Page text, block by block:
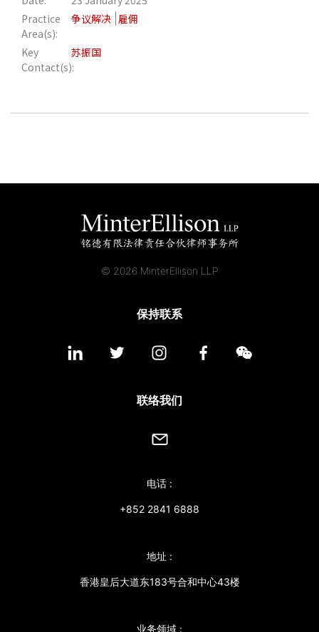
Practice
Area(s):
争议解决 雇佣
Key
Contact(s):
苏振国
© 2026 MinterEllison LLP
保持联系
联络我们
电话 :
+852 2841 6888
地址 :
香港皇后大道东183号合和中心43楼
业务领域 :